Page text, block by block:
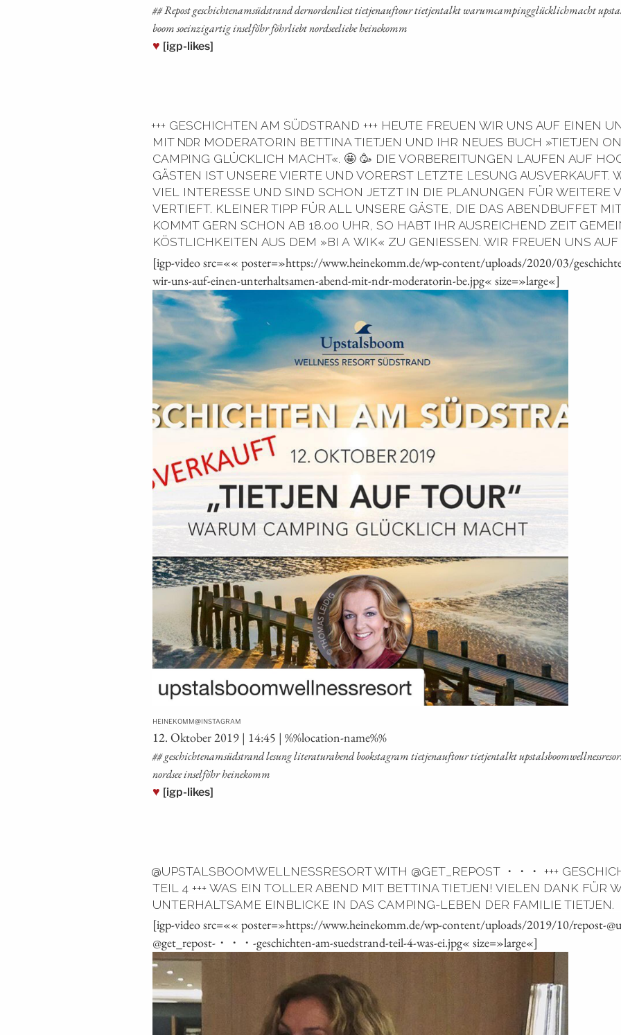
## Repost geschich­tenam­süd­strand dern­or­den­liest tiet­je­na­uf­tour tiet­jen­talkt war­um­cam­ping­glück­lich­macht
boom soein­zig­ar­tig insel­föhr föhr­liebt nord­see­lie­be heinekomm
♥ [igp-likes]
+++ GESCHICHTEN AM SÜDSTRAND +++ HEUTE FREUEN WIR UNS AUF EINEN
MIT NDR MODERATORIN BETTINA TIETJEN UND IHR NEUES BUCH »TIETJEN
CAMPING GLÜCKLICH MACHT«. 🤩 🥳 DIE VORBEREITUNGEN LAUFEN AUF
GÄSTEN IST UNSERE VIERTE UND VORERST LETZTE LESUNG AUSVERKAUFT.
VIEL INTERESSE UND SIND SCHON JETZT IN DIE PLANUNGEN FÜR WEITERE
VERTIEFT. KLEINER TIPP FÜR ALL UNSERE GÄSTE, DIE DAS ABENDBUFFET
KOMMT GERN SCHON AB 18.00 UHR, SO HABT IHR AUSREICHEND ZEIT
KÖSTLICHKEITEN AUS DEM »BI A WIK« ZU GENIESSEN. WIR FREUEN UNS AUF
[igp-video src=«« poster=»https://www.heinekomm.de/wp-content/uploads/2020/03/
wir-uns-auf-einen-unterhaltsamen-abend-mit-ndr-moderatorin-be.jpg« size=»large«]
HEINEKOMM@INSTAGRAM
12. Okto­ber 2019 | 14:45 | %%loca­ti­on-name%%
## geschich­tenam­süd­strand lesung lite­ra­tur­abend booksta­gram tiet­je­na­uf­tour tiet­jen­talkt
nord­see insel­föhr heinekomm
♥ [igp-likes]
@UPSTALSBOOMWELLNESSRESORT WITH @GET_REPOST ・・・ +++
TEIL 4 +++ WAS EIN TOLLER ABEND MIT BETTINA TIETJEN! VIELEN DANK FÜR
UNTERHALTSAME EINBLICKE IN DAS CAMPING-LEBEN DER FAMILIE TIETJEN.
[igp-video src=«« poster=»https://www.heinekomm.de/wp-content/uploads/2019/10/repost-
@get_repost-・・・-geschichten-am-suedstrand-teil-4-was-ei.jpg« size=»large«]